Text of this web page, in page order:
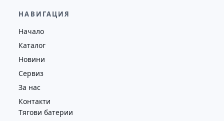
7476
НАВИГАЦИЯ
Начало
Каталог
Новини
Сервиз
За нас
Контакти
Тягови батерии